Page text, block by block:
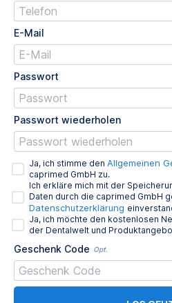
E-Mail
Passwort
Passwort wiederholen
Ja, ich stimme den Allgemeinen
caprimed GmbH zu.
Ich erkläre mich mit der
Daten durch die caprimed GmbH
Datenschutzerklärung
Ja, ich möchte den kostenlosen
der Dentalwelt und
Geschenk Code Opt.